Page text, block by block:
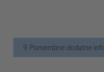
9. Pomembne dodatne